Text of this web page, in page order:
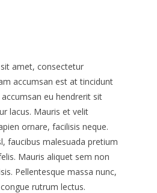
amet, consectetur
accumsan est at tincidunt
eu hendrerit sit
lacus. Mauris et velit
ornare, facilisis neque.
faucibus malesuada pretium
Mauris aliquet sem non
Pellentesque massa nunc,
rutrum lectus.